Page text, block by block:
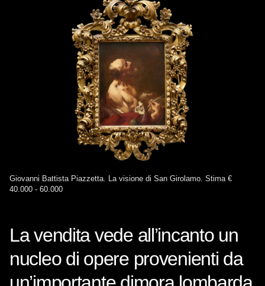
Giovanni Battista Piazzetta. La visione di San Girolamo. Stima €
40.000 - 60.000
La vendita vede all’incanto un
nucleo di opere provenienti da